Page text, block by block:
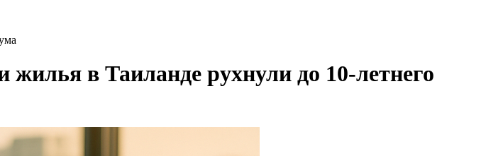
в Таиланде рухнули до 10‑летнего